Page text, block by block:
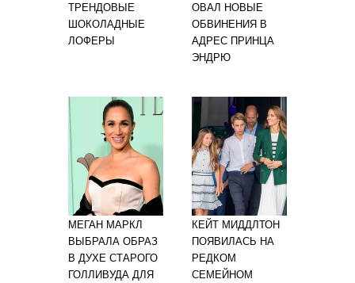
ТРЕНДОВЫЕ
ШОКОЛАДНЫЕ
ЛОФЕРЫ
ОВАЛ НОВЫЕ
ОБВИНЕНИЯ В
АДРЕС ПРИНЦА
ЭНДРЮ
МЕГАН МАРКЛ
ВЫБРАЛА ОБРАЗ
В ДУХЕ СТАРОГО
ГОЛЛИВУДА ДЛЯ
КЕЙТ МИДДЛТОН
ПОЯВИЛАСЬ НА
РЕДКОМ
СЕМЕЙНОМ